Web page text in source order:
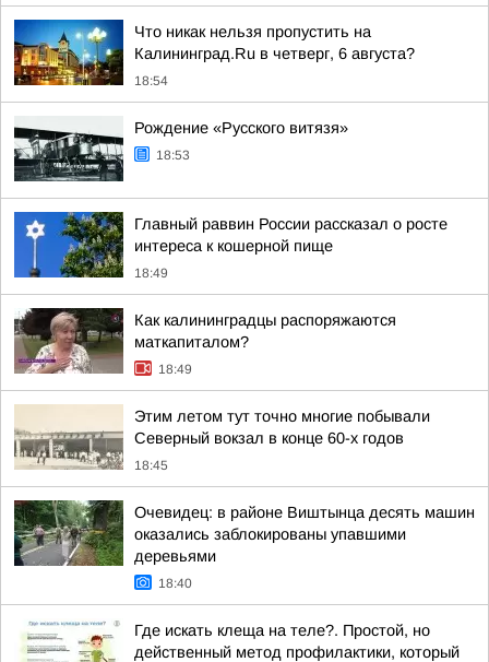
Что никак нельзя пропустить на
Калининград.Ru в четверг, 6 августа?
18:54
Рождение «Русского витязя»
18:53
Главный раввин России рассказал о росте
интереса к кошерной пище
18:49
Как калининградцы распоряжаются
маткапиталом?
18:49
Этим летом тут точно многие побывали
Северный вокзал в конце 60-х годов
18:45
Очевидец: в районе Виштынца десять машин
оказались заблокированы упавшими
деревьями
18:40
Где искать клеща на теле?. Простой, но
действенный метод профилактики, который